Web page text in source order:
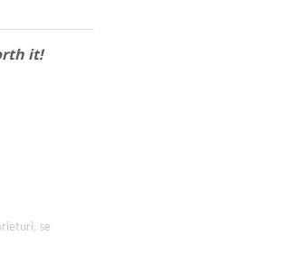
it!
se